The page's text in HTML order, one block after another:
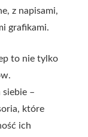
z napisami,
grafikami.
to nie tylko
siebie –
które
ich